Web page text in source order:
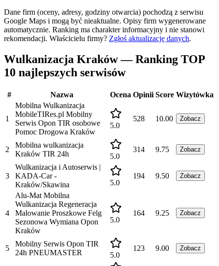
Dane firm (oceny, adresy, godziny otwarcia) pochodzą z serwisu
Google Maps i mogą być nieaktualne. Opisy firm wygenerowane
automatycznie. Ranking ma charakter informacyjny i nie stanowi
rekomendacji. Właścicielu firmy? Zgłoś aktualizację danych.
Wulkanizacja Kraków — Ranking TOP
10 najlepszych serwisów
# Nazwa Ocena Opinii Score Wizytówka
1
Mobilna Wulkanizacja
MobileTIRes.pl Mobilny
Serwis Opon TIR osobowe
Pomoc Drogowa Kraków
5.0
528 10.00 Zobacz
2
Mobilna wulkanizacja
Kraków TIR 24h
5.0
314 9.75 Zobacz
3
Wulkanizacja i Autoserwis |
KADA-Car -
Kraków/Skawina
5.0
194 9.50 Zobacz
4
Alu-Mat Mobilna
Wulkanizacja Regeneracja
Malowanie Proszkowe Felg
Sezonowa Wymiana Opon
Kraków
5.0
164 9.25 Zobacz
5
Mobilny Serwis Opon TIR
24h PNEUMASTER
5.0
123 9.00 Zobacz